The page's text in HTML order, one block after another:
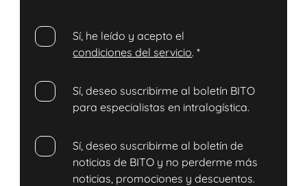
Sí, he leído y acepto el
condiciones del servicio.*
Sí, deseo suscribirme al boletín BITO
para especialistas en intralogística.
Sí, deseo suscribirme al boletín de
noticias de BITO y no perderme más
noticias, promociones y descuentos.